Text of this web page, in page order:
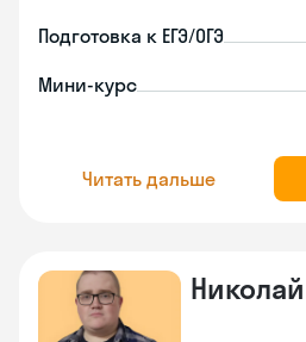
Подготовка к ЕГЭ/ОГЭ
Мини-курс
Читать дальше
Николай